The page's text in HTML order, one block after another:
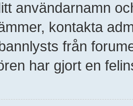
användarnamn
kontakta
från
har gjort en